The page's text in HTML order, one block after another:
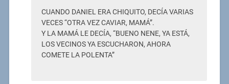
CUANDO DANIEL ERA CHIQUITO, DECÍA VARIAS
VECES “OTRA VEZ CAVIAR, MAMÁ”.
Y LA MAMÁ LE DECÍA, “BUENO NENE, YA ESTÁ,
LOS VECINOS YA ESCUCHARON, AHORA
COMETE LA POLENTA”